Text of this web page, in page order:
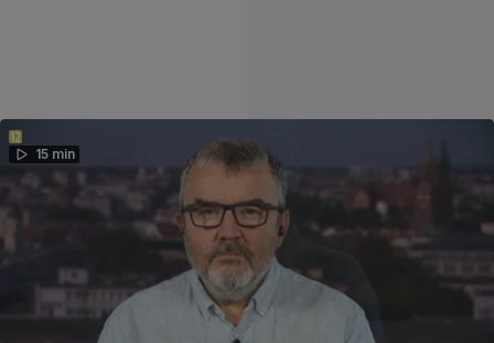
15 min